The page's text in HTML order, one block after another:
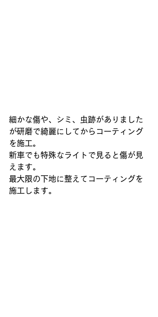
細かな傷や、シミ、虫跡がありました
が研磨で綺麗にしてからコーティング
を施工。
新車でも特殊なライトで見ると傷が見
えます。
最大限の下地に整えてコーティングを
施工します。